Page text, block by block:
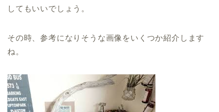
してもいいでしょう。
その時、参考になりそうな画像をいくつか紹介します
ね。